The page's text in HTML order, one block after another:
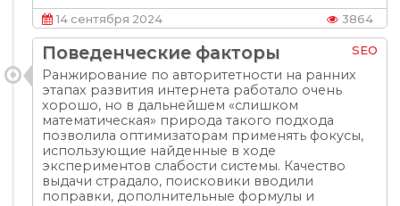
14 сентября 2024 3864
SEO
Поведенческие факторы
Ранжирование по авторитетности на ранних
этапах развития интернета работало очень
хорошо, но в дальнейшем «слишком
математическая» природа такого подхода
позволила оптимизаторам применять фокусы,
использующие найденные в ходе
экспериментов слабости системы. Качество
выдачи страдало, поисковики вводили
поправки, дополнительные формулы и